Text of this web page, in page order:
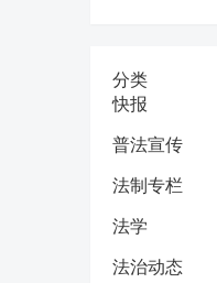
分类
快报
普法宣传
法制专栏
法学
法治动态